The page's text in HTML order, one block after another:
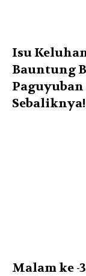
Isu
Bauntung
Sebaliknya!
Malam ke -